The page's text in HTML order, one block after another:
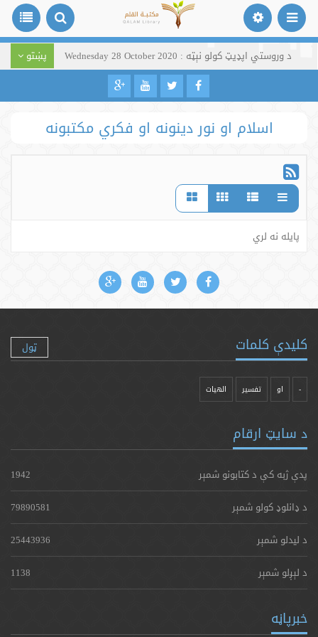
د وروستي اپډیټ کولو نېټه : Wednesday 28 October 2020 پښتو
اسلام او نور دینونه او فکري مکتبونه
پایله نه لري
کلیدې کلمات ټول
- او تفسیر الهیات
د سایټ ارقام
پدې ژبه کې د کتابونو شمېر
1942
د ډانلوډ کولو شمېر
79890581
د لیدلو شمېر
25443936
د لېږلو شمېر
1138
خبرپاڼه